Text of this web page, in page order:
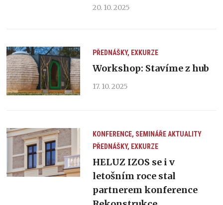
20. 10. 2025
PŘEDNÁŠKY, EXKURZE
Workshop: Stavíme z hub
17. 10. 2025
KONFERENCE, SEMINÁŘEAKTUALITY
PŘEDNÁŠKY, EXKURZE
HELUZ IZOS se i v
letošním roce stal
partnerem konference